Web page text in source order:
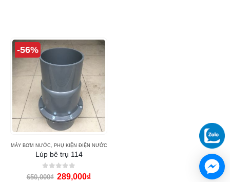
-56%
MÁY BƠM NƯỚC, PHỤ KIỆN ĐIỆN NƯỚC
Lúp bê trụ 114
0out of 5
650,000₫ 289,000₫